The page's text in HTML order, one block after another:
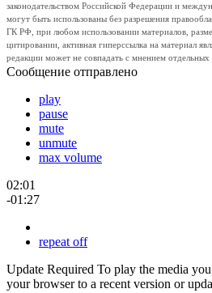
законодательством Российской Федерации и
могут быть использованы без разрешения
ГК РФ, при любом использовании материалов,
цитировании, активная гиперссылка на материал
редакции может не совпадать с мнением отдельных
Сообщение отправлено
play
pause
mute
unmute
max volume
02:01
-01:27
repeat off
Update Required To play the media
your browser to a recent version or